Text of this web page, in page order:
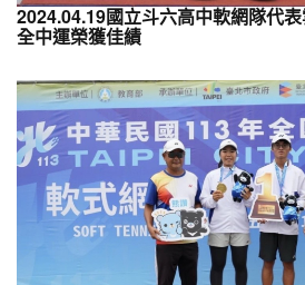
2024.04.19國立斗六高中軟網隊代
全中運榮獲佳績